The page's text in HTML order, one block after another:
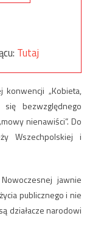
Tutaj
konwencji „Kobieta,
się bezwzględnego
nienawiści”. Do
Wszechpolskiej i
jawnie
publicznego i nie
działacze narodowi